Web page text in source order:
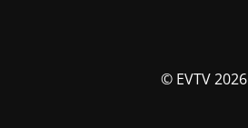
© EVTV 2026